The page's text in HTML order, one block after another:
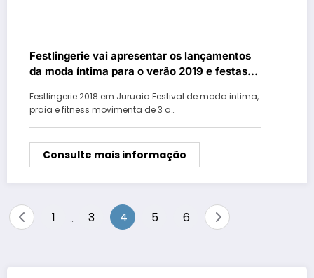
Festlingerie vai apresentar os lançamentos
da moda íntima para o verão 2019 e festas
Festlingerie 2018 em Juruaia Festival de moda intima,
praia e fitness movimenta de 3 a…
Consulte mais informação
Paginação
1 3 4 5 6